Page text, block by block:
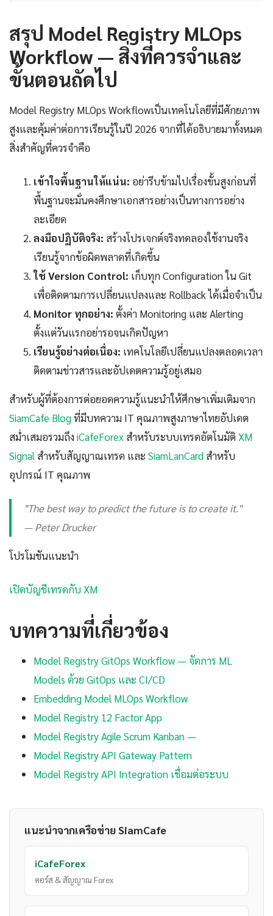
สรุป Model Registry MLOps
Workflow — สิ่งที่ควรจำและ
ขั้นตอนถัดไป
Model Registry MLOps Workflowเป็นเทคโนโลยีที่มีศักยภาพ
สูงและคุ้มค่าต่อการเรียนรู้ในปี 2026 จากที่ได้อธิบายมาทั้งหมด
สิ่งสำคัญที่ควรจำคือ
เข้าใจพื้นฐานให้แน่น: อย่ารีบข้ามไปเรื่องขั้นสูงก่อนที่
พื้นฐานจะมั่นคงศึกษาเอกสารอย่างเป็นทางการอย่าง
ละเอียด
ลงมือปฏิบัติจริง: สร้างโปรเจกต์จริงทดลองใช้งานจริง
เรียนรู้จากข้อผิดพลาดที่เกิดขึ้น
ใช้ Version Control: เก็บทุก Configuration ใน Git
เพื่อติดตามการเปลี่ยนแปลงและ Rollback ได้เมื่อจำเป็น
Monitor ทุกอย่าง: ตั้งค่า Monitoring และ Alerting
ตั้งแต่วันแรกอย่ารอจนเกิดปัญหา
เรียนรู้อย่างต่อเนื่อง: เทคโนโลยีเปลี่ยนแปลงตลอดเวลา
ติดตามข่าวสารและอัปเดตความรู้อยู่เสมอ
สำหรับผู้ที่ต้องการต่อยอดความรู้แนะนำให้ศึกษาเพิ่มเติมจาก
SiamCafe Blogที่มีบทความ IT คุณภาพสูงภาษาไทยอัปเดต
สม่ำเสมอรวมถึงiCafeForex สำหรับระบบเทรดอัตโนมัติ XM
Signal สำหรับสัญญาณเทรด และ SiamLanCard สำหรับ
อุปกรณ์ IT คุณภาพ
"The best way to predict the future is to create it."
— Peter Drucker
โปรโมชันแนะนำ
เปิดบัญชีเทรดกับ XM
บทความที่เกี่ยวข้อง
Model Registry GitOps Workflow — จัดการ ML
Models ด้วย GitOps และ CI/CD
Embedding Model MLOps Workflow
Model Registry 12 Factor App
Model Registry Agile Scrum Kanban —
Model Registry API Gateway Pattern
Model Registry API Integration เชื่อมต่อระบบ
แนะนำจากเครือข่าย SiamCafe
iCafeForex
คอร์ส & สัญญาณ Forex